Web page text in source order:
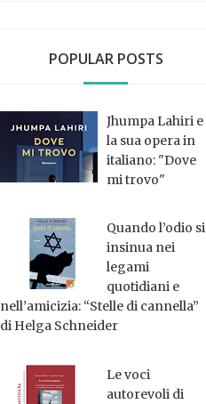
POPULAR POSTS
Jhumpa Lahiri e
la sua opera in
italiano: "Dove
mi trovo"
Quando l’odio si
insinua nei
legami
quotidiani e
nell’amicizia: “Stelle di cannella”
di Helga Schneider
Le voci
autorevoli di